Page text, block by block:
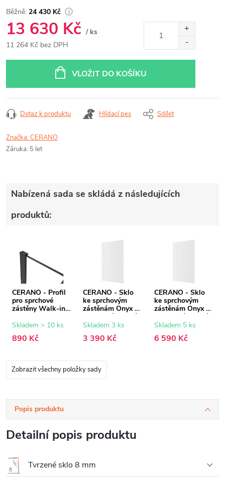
24 430 Kč
13 630 Kč / ks
11 264 Kč bez DPH
VLOŽIT DO KOŠÍKU
Dotaz k produktu Hlídací pes Sdílet
Značka:CERANO
Záruka: 5 let
Nabízená sada se skládá z následujících
produktů:
CERANO - Profil
pro sprchové
zástěny Walk-in
černá matná - 15
Skladem > 10 ks
890 Kč
CERANO - Sklo
ke sprchovým
zástěnám Onyx -
8 mm - rýhované
sklo - 50x200 cm
Skladem 3 ks
3 390 Kč
CERANO - Sklo
ke sprchovým
zástěnám Onyx -
8 mm - rýhované
sklo - 150x200
Skladem 5 ks
6 590 Kč
Zobrazit všechny položky sady
Popis produktu
Detailní popis produktu
Tvrzené sklo 8 mm